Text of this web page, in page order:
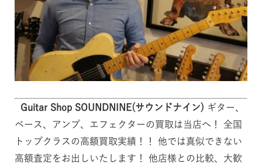
Guitar Shop SOUNDNINE(サウンドナイン) ギター、
ベース、アンプ、エフェクターの買取は当店へ！ 全国
トップクラスの高額買取実績！！ 他では真似できない
高額査定をお出しいたします！ 他店様との比較、大歓